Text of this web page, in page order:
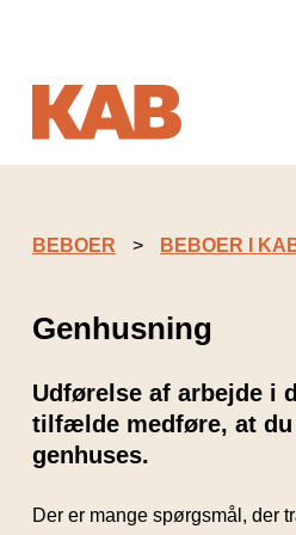
BEBOER BEBOER I
Genhusning
Udførelse af arbejde i
tilfælde medføre, at du
genhuses.
Der er mange spørgsmål, der